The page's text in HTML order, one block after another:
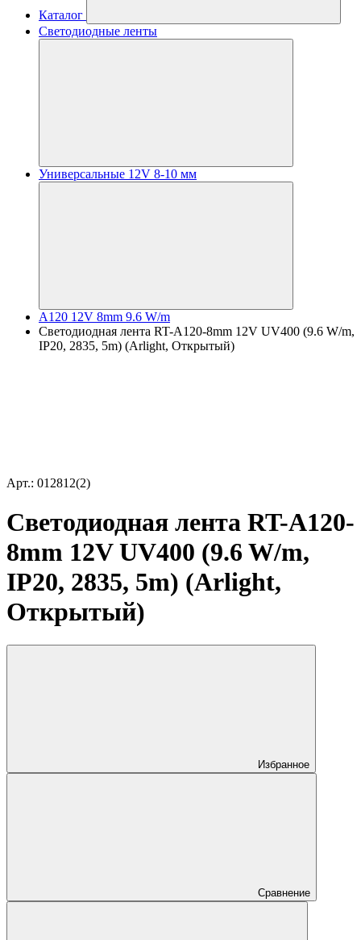
Каталог
Светодиодные ленты
Универсальные 12V 8-10 мм
A120 12V 8mm 9.6 W/m
Светодиодная лента RT-A120-8mm 12V UV400 (9.6 W/m,
IP20, 2835, 5m) (Arlight, Открытый)
Арт.: 012812(2)
Светодиодная лента RT-A120-
8mm 12V UV400 (9.6 W/m,
IP20, 2835, 5m) (Arlight,
Открытый)
Избранное
Сравнение